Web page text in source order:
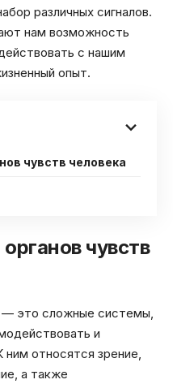
различных сигналов.
нам возможность
с нашим
опыт.
чувств человека
чувств
— это сложные системы,
и
относятся зрение,
а также